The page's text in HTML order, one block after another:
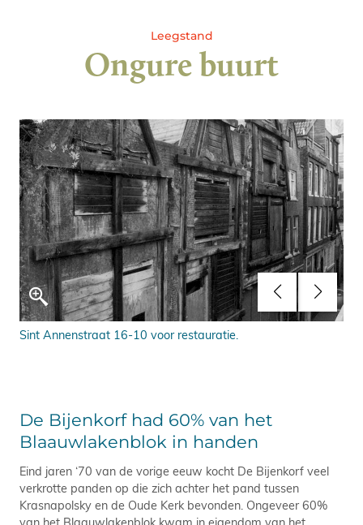
Leegstand
Ongure buurt
Sint Annenstraat 16-10 voor restauratie.
De Bijenkorf had 60% van het
Blaauwlakenblok in handen
Eind jaren ‘70 van de vorige eeuw kocht De Bijenkorf veel
verkrotte panden op die zich achter het pand tussen
Krasnapolsky en de Oude Kerk bevonden. Ongeveer 60%